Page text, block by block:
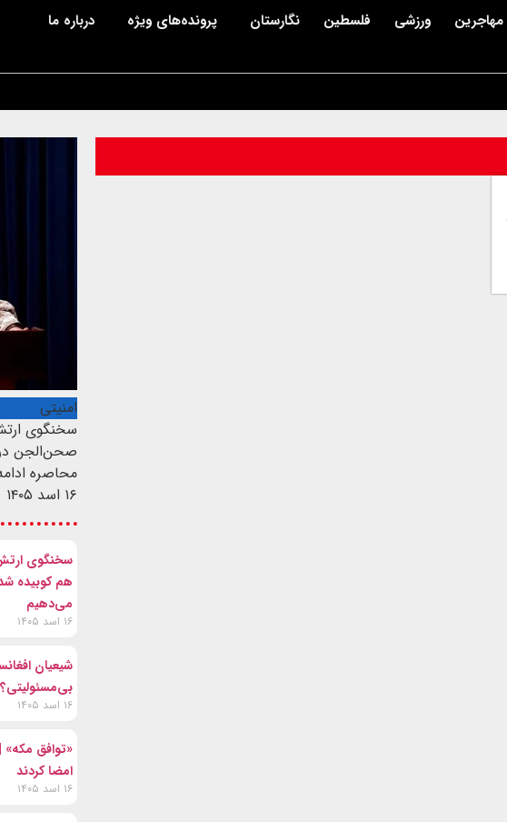
مهاجرین ورزشی فلسطین نگارستان پرونده‌های ویژه درباره ما
امنیتی
سخنگوی
صحن‌الجن در
محاصره
۱۶ اسد ۱۴۰۵
سخنگوی
هم کوبیده
می‌دهیم
۱۶ اسد ۱۴۰۵
شیعیان
بی‌مسئولیتی؟
۱۶ اسد ۱۴۰۵
«توافق مکه»
امضا کردند
۱۶ اسد ۱۴۰۵